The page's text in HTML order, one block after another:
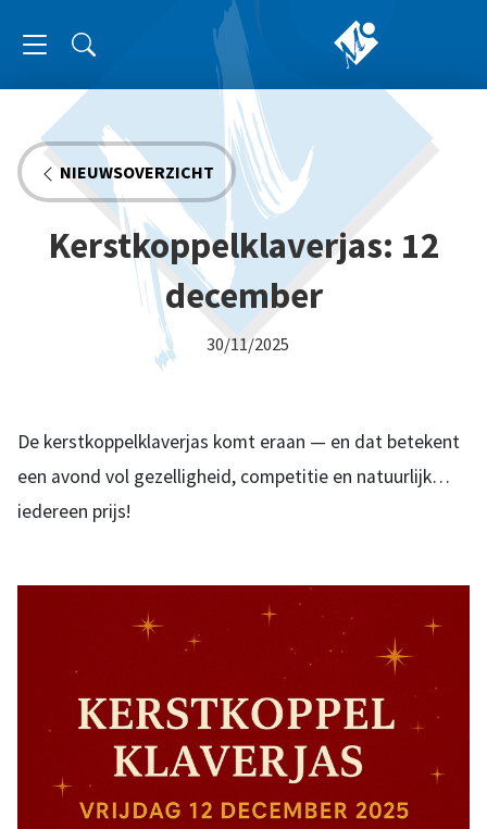
NIEUWSOVERZICHT
Kerstkoppelklaverjas: 12
december
30/11/2025
De kerstkoppelklaverjas komt eraan — en dat betekent
een avond vol gezelligheid, competitie en natuurlijk…
iedereen prijs!